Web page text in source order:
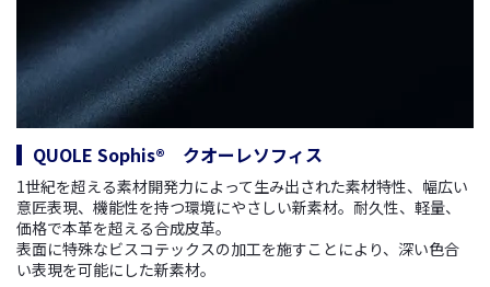
QUOLE Sophis® クオーレソフィス
1世紀を超える素材開発力によって生み出された素材特性、幅広い
意匠表現、機能性を持つ環境にやさしい新素材。 耐久性、軽量、
価格で本革を超える合成皮革。
表面に特殊なビスコテックスの加工を施すことにより、深い色合
い表現を可能にした新素材。